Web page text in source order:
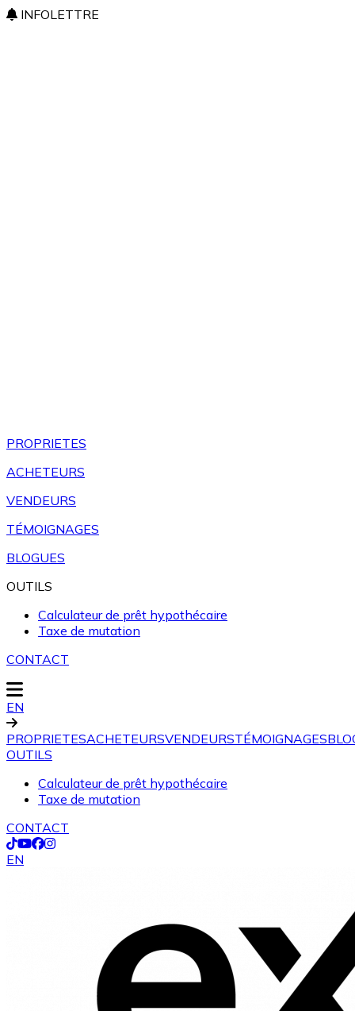
INFOLETTRE
PROPRIETES
ACHETEURS
VENDEURS
TÉMOIGNAGES
BLOGUES
OUTILS
Calculateur de prêt hypothécaire
Taxe de mutation
CONTACT
EN
PROPRIETESACHETEURSVENDEURSTÉMOIGNAGES
OUTILS
Calculateur de prêt hypothécaire
Taxe de mutation
CONTACT
EN